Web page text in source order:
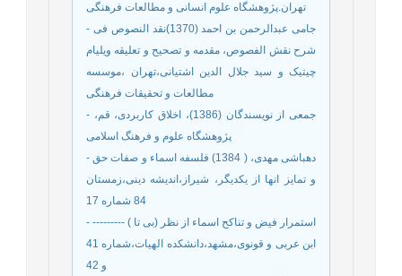
تهران.پژوهشگاه علوم انسانی و مطالعات فرهنگی
- جامی عبدالرحمن بن احمد (1370)نقد النصوص فی
شرح نقش الفصوص، مقدمه و تصحیح و تعلیقه ویلیام
چیتیک و سید جلال الدین اشتیانی،تهران ،موسسه
مطالعات و تحقیقات فرهنگی
- جمعی از نویسندگان (1386)، اخلاق كاربردی،‌ قم،
‌پ‍ژوهشگاه علوم و فرهنگ اسلامی
- دهباشی مهدی، ( 1384) فلسفه اسماء و صفات حق
و تمایز انها از یکدیگر، شیراز،اندیشه دینی،زمستان
84 شماره 17
- --------- ( بی تا) استمرار فیض و تناکح اسماء از نظر
ابن عربی و قونوی،مشهد،دانشکده الهیات،شماره 41
و 42